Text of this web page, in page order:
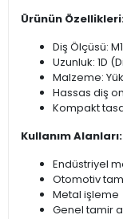
Ürünün
Diş Ölçüsü:
Uzunluk: 1D
Malzeme:
Hassas diş
Kompakt
Kullanım Alanları:
Endüstriyel
Otomotiv
Metal işleme
Genel tamir